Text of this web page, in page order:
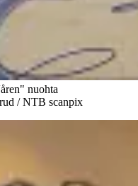
nuohta
/ NTB scanpix